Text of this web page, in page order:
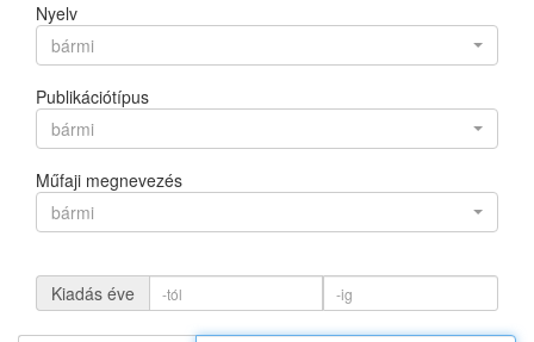
Nyelv
bármi
Publikációtípus
bármi
Műfaji megnevezés
bármi
Kiadás éve